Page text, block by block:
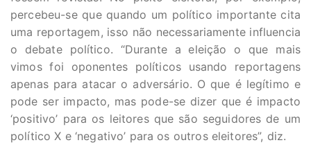
percebeu-se que quando um político importante cita
uma reportagem, isso não necessariamente influencia
o debate político. “Durante a eleição o que mais
vimos foi oponentes políticos usando reportagens
apenas para atacar o adversário. O que é legítimo e
pode ser impacto, mas pode-se dizer que é impacto
‘positivo’ para os leitores que são seguidores de um
político X e ‘negativo’ para os outros eleitores”, diz.